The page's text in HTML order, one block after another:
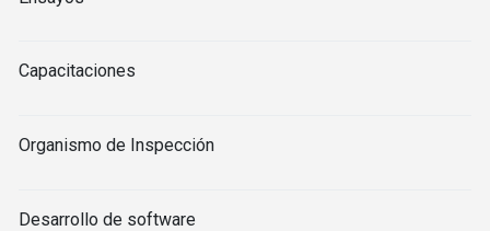
Capacitaciones
Organismo de Inspección
Desarrollo de software